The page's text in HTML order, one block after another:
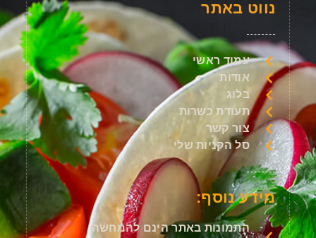
נווט באתר
עמוד ראשי
אודות
בלוג
תעודת כשרות
צור קשר
סל הקניות שלי
מידע נוסף:
התמונות באתר הינם להמחשה